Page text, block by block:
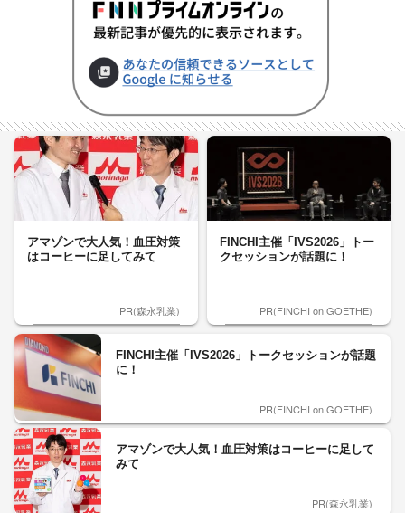
アマゾンで大人気！血圧対策
はコーヒーに足してみて
PR(森永乳業)
FINCHI主催「IVS2026」トー
クセッションが話題に！
PR(FINCHI on GOETHE)
FINCHI主催「IVS2026」トークセッションが話題
に！
PR(FINCHI on GOETHE)
アマゾンで大人気！血圧対策はコーヒーに足して
みて
PR(森永乳業)